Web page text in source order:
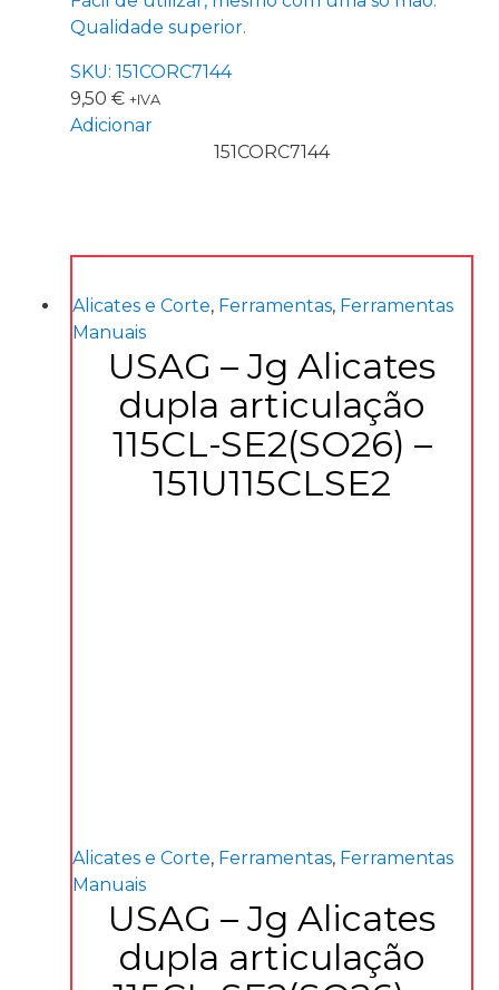
Qualidade superior.
SKU: 151CORC7144
9,50 € +IVA
Adicionar
151CORC7144
Alicates e Corte, Ferramentas, Ferramentas
Manuais
USAG – Jg Alicates
dupla articulação
115CL-SE2(SO26) –
151U115CLSE2
Alicates e Corte, Ferramentas, Ferramentas
Manuais
USAG – Jg Alicates
dupla articulação